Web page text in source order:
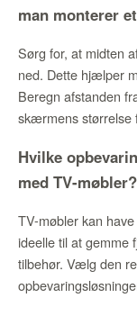
man monterer
Sørg for, at midten
ned. Dette hjælper
Beregn afstanden
skærmens størrelse
Hvilke
med TV-møbler?
TV-møbler kan
ideelle til at gemme
tilbehør. Vælg den